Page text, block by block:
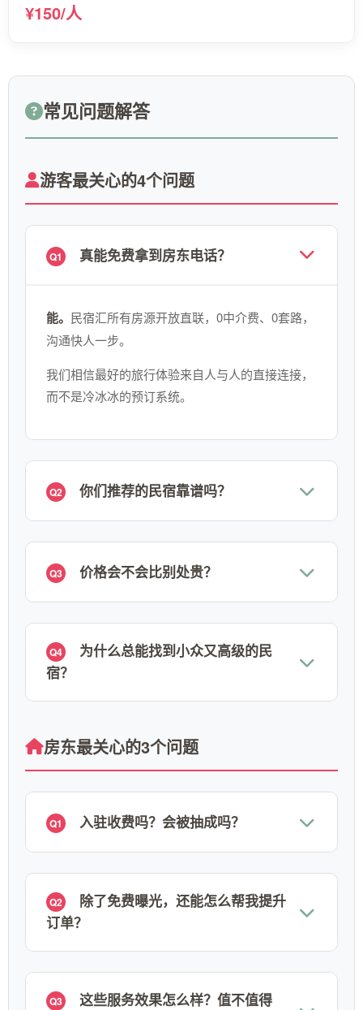
¥150/人
常见问题解答
游客最关心的4个问题
Q1 真能免费拿到房东电话？
能。 民宿汇所有房源开放直联，0中介费、0套路，
沟通快人一步。
我们相信最好的旅行体验来自人与人的直接连接，
而不是冷冰冰的预订系统。
Q2 你们推荐的民宿靠谱吗？
Q3 价格会不会比别处贵？
Q4
为什么总能找到小众又高级的民
宿？
房东最关心的3个问题
Q1 入驻收费吗？会被抽成吗？
Q2
除了免费曝光，还能怎么帮我提升
订单？
Q3
这些服务效果怎么样？值不值得